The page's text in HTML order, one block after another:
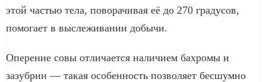
этой частью тела, поворачивая её до 270 градусов,
помогает в выслеживании добычи.
Оперение совы отличается наличием бахромы и
зазубрин — такая особенность позволяет бесшумно